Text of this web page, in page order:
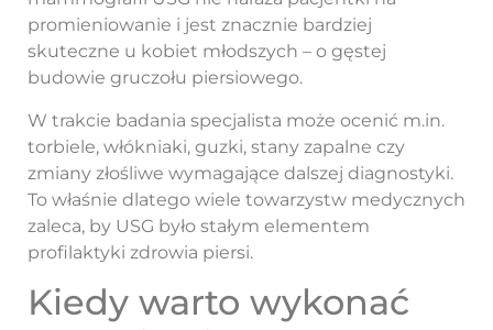
promieniowanie i jest znacznie bardziej
skuteczne u kobiet młodszych – o gęstej
budowie gruczołu piersiowego.
W trakcie badania specjalista może ocenić m.in.
torbiele, włókniaki, guzki, stany zapalne czy
zmiany złośliwe wymagające dalszej diagnostyki.
To właśnie dlatego wiele towarzystw medycznych
zaleca, by USG było stałym elementem
profilaktyki zdrowia piersi.
Kiedy warto wykonać